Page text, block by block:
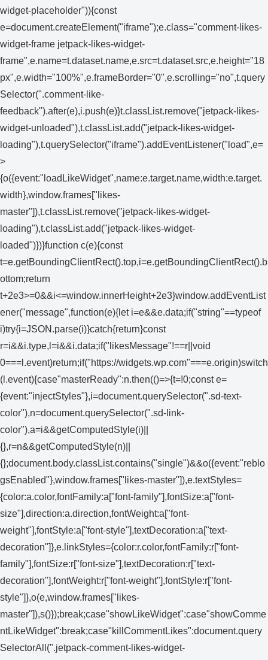
widget-placeholder")){const
e=document.createElement("iframe");e.class="comment-likes-
widget-frame jetpack-likes-widget-
frame",e.name=t.dataset.name,e.src=t.dataset.src,e.height="18
px",e.width="100%",e.frameBorder="0",e.scrolling="no",t.query
Selector(".comment-like-
feedback").after(e),i.push(e)}t.classList.remove("jetpack-likes-
widget-unloaded"),t.classList.add("jetpack-likes-widget-
loading"),t.querySelector("iframe").addEventListener("load",e=
>
{o({event:"loadLikeWidget",name:e.target.name,width:e.target.
width},window.frames["likes-
master"]),t.classList.remove("jetpack-likes-widget-
loading"),t.classList.add("jetpack-likes-widget-
loaded")})}function c(e){const
t=e.getBoundingClientRect().top,i=e.getBoundingClientRect().b
ottom;return
t+2e3>=0&&i<=window.innerHeight+2e3}window.addEventList
ener("message",function(e){let i=e&&e.data;if("string"==typeof
i)try{i=JSON.parse(i)}catch{return}const
r=i&&i.type,l=i&&i.data;if("likesMessage"!==r||void
0===l.event)return;if("https://widgets.wp.com"===e.origin)switch
(l.event){case"masterReady":n.then(()=>{t=!0;const e=
{event:"injectStyles"},i=document.querySelector(".sd-text-
color"),n=document.querySelector(".sd-link-
color"),a=i&&getComputedStyle(i)||
{},r=n&&getComputedStyle(n)||
{};document.body.classList.contains("single")&&o({event:"reblo
gsEnabled"},window.frames["likes-master"]),e.textStyles=
{color:a.color,fontFamily:a["font-family"],fontSize:a["font-
size"],direction:a.direction,fontWeight:a["font-
weight"],fontStyle:a["font-style"],textDecoration:a["text-
decoration"]},e.linkStyles={color:r.color,fontFamily:r["font-
family"],fontSize:r["font-size"],textDecoration:r["text-
decoration"],fontWeight:r["font-weight"],fontStyle:r["font-
style"]},o(e,window.frames["likes-
master"]),s()});break;case"showLikeWidget":case"showComme
ntLikeWidget":break;case"killCommentLikes":document.query
SelectorAll(".jetpack-comment-likes-widget-